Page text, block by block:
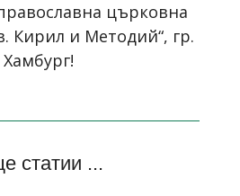
църковна
Кирил и Методий“, гр.
Хамбург!
статии ...